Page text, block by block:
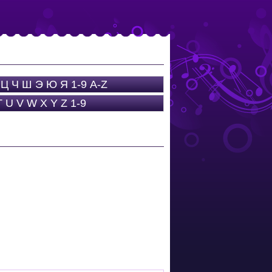
Ц Ч Ш Э Ю Я 1-9 A-Z
U V W X Y Z 1-9